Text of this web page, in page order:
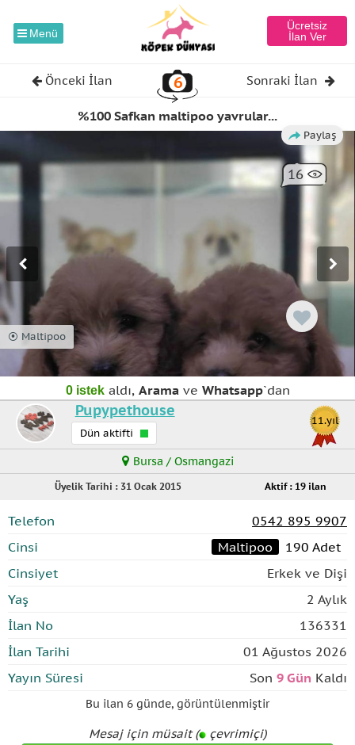
Menü
Ücretsiz
İlan Ver
Önceki İlan 6 Sonraki İlan
%100 Safkan maltipoo yavrular...
Paylaş
16
⦿ Maltipoo
0 istekaldı, Aramave Whatsapp`dan
11.yıl
Pupypethouse
Dün aktifti
Bursa / Osmangazi
Üyelik Tarihi : 31 Ocak 2015 Aktif : 19 ilan
Telefon
0542 895 9907
Cinsi
Maltipoo
190 Adet
Cinsiyet
Erkek ve Dişi
Yaş
2 Aylık
İlan No
136331
İlan Tarihi
01 Ağustos 2026
Yayın Süresi
Son 9 Gün Kaldı
Bu ilan 6 günde, görüntülenmiştir
Mesaj için müsait ( çevrimiçi)